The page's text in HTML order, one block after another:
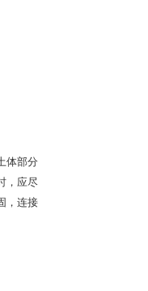
体部分
，应尽
，连接